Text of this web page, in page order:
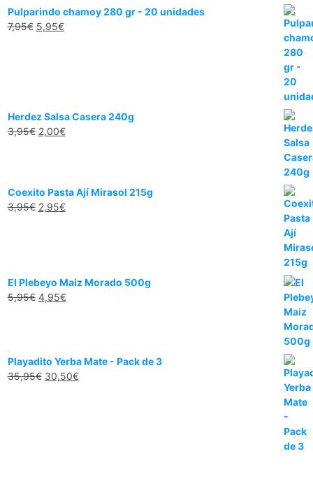
Pulparindo chamoy 280 gr - 20 unidades
7,95€ 5,95€
Herdez Salsa Casera 240g
3,95€ 2,00€
Coexito Pasta Ají Mirasol 215g
3,95€ 2,95€
El Plebeyo Maiz Morado 500g
5,95€ 4,95€
Playadito Yerba Mate - Pack de 3
35,95€ 30,50€